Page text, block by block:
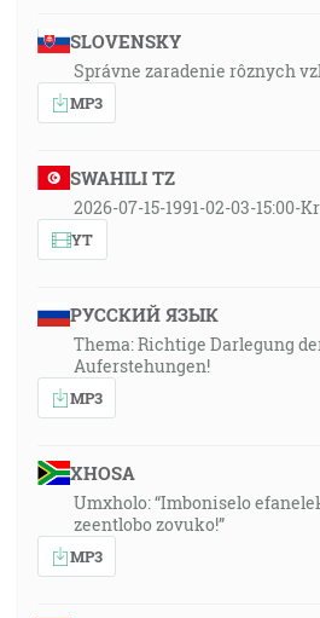
SLOVENSKY
Správne zaradenie rôznych
MP3
SWAHILI TZ
2026-07-15-1991-02-03-15:00-
YT
РУССКИЙ ЯЗЫК
Thema: Richtige Darlegung
Auferstehungen!
MP3
XHOSA
Umxholo: “Imboniselo
zeentlobo zovuko!”
MP3